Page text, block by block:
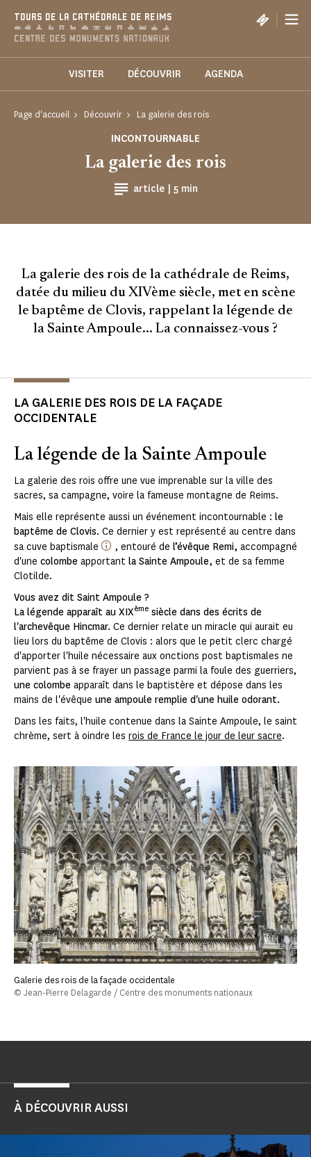
TOURS DE LA CATHÉDRALE DE REIMS |
VISITER DÉCOUVRIR AGENDA
Page d'accueil Découvrir La galerie des rois
INCONTOURNABLE
article | Temps de Lecture
5 min
La galerie des rois
La galerie des rois de la cathédrale de Reims,
datée du milieu du XIVème siècle, met en scène
le baptême de Clovis, rappelant la légende de
la Sainte Ampoule... La connaissez-vous ?
LA GALERIE DES ROIS DE LA FAÇADE
OCCIDENTALE
La légende de la Sainte Ampoule
La galerie des rois offre une vue imprenable sur la ville des
sacres, sa campagne, voire la fameuse montagne de Reims.
Mais elle représente aussi un événement incontournable : le
baptême de Clovis. Ce dernier y est représenté au centre dans
sa cuve baptismale
, entouré de l’évêque Remi, accompagné
d'une colombe apportant la Sainte Ampoule, et de sa femme
Clotilde.
Vous avez dit Saint Ampoule ?
La légende apparaît au XIXème siècle dans des écrits de
l'archevêque Hincmar. Ce dernier relate un miracle qui aurait eu
lieu lors du baptême de Clovis : alors que le petit clerc chargé
d'apporter l'huile nécessaire aux onctions post baptismales ne
parvient pas à se frayer un passage parmi la foule des guerriers,
une colombe apparaît dans le baptistère et dépose dans les
mains de l'évêque une ampoule remplie d'une huile odorant.
Dans les faits, l'huile contenue dans la Sainte Ampoule, le saint
chrème, sert à oindre les rois de France le jour de leur sacre.
Galerie des rois de la façade occidentale
© Jean-Pierre Delagarde / Centre des monuments nationaux
À DÉCOUVRIR AUSSI